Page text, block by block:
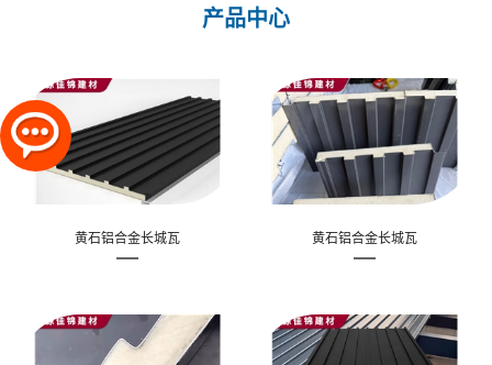
产品中心
黄石铝合金长城瓦 黄石铝合金长城瓦